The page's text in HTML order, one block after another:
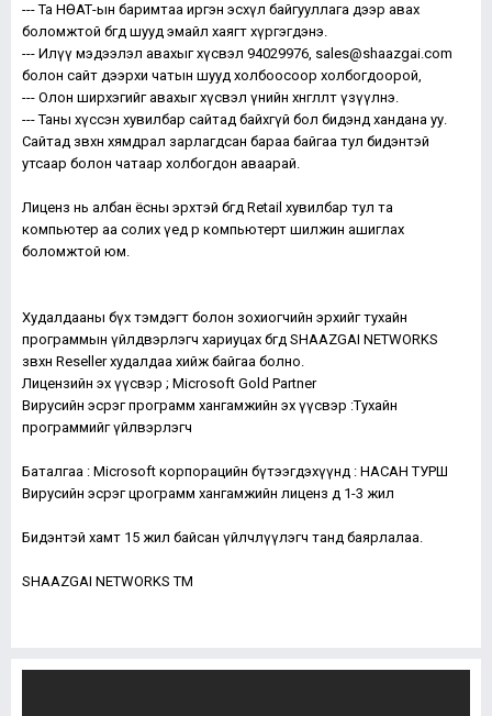
--- Та НӨАТ-ын баримтаа иргэн эсхүл байгууллага дээр авах
боломжтой бөгөөд шууд эмайл хаягт хүргэгдэнэ.
--- Илүү мэдээлэл авахыг хүсвэл 94029976, sales@shaazgai.com
болон сайт дээрхи чатын шууд холбоосоор холбогдоорой,
--- Олон ширхэгийг авахыг хүсвэл үнийн хөнгөлөлт үзүүлнэ.
--- Таны хүссэн хувилбар сайтад байхгүй бол бидэнд хандана уу.
Сайтад зөвхөн хямдрал зарлагдсан бараа байгаа тул бидэнтэй
утсаар болон чатаар холбогдон аваарай.
Лиценз нь албан ёсны эрхтэй бөгөөд Retail хувилбар тул та
компьютер аа солих үед өөр компьютерт шилжин ашиглах
боломжтой юм.
Худалдааны бүх тэмдэгт болон зохиогчийн эрхийг тухайн
программын үйлдвэрлэгч хариуцах бөгөөд SHAAZGAI NETWORKS
зөвхөн Reseller худалдаа хийж байгаа болно.
Лицензийн эх үүсвэр ; Microsoft Gold Partner
Вирусийн эсрэг программ хангамжийн эх үүсвэр :Тухайн
программийг үйлвэрлэгч
Баталгаа : Microsoft корпорацийн бүтээгдэхүүнд : НАСАН ТУРШ
Вирусийн эсрэг црограмм хангамжийн лиценз д 1-3 жил
Бидэнтэй хамт 15 жил байсан үйлчлүүлэгч танд баярлалаа.
SHAAZGAI NETWORKS TM